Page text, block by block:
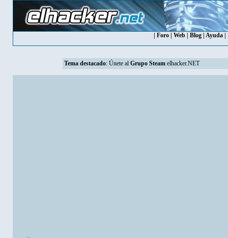
Foro| Web| Blog| Ayuda|
Tema destacado: Únete al Grupo Steamelhacker.NET